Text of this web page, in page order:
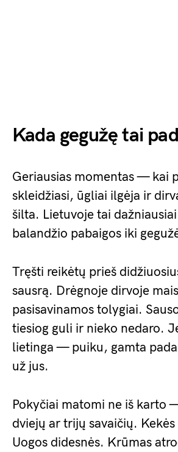
Kada gegužę tai
Geriausias momentas — kai
skleidžiasi, ūgliai ilgėja ir
šilta. Lietuvoje tai
balandžio pabaigos iki
Tręšti reikėtų prieš
sausrą. Drėgnoje dirvoje
pasisavinamos tolygiai.
tiesiog guli ir nieko nedaro.
lietinga — puiku, gamta
už jus.
Pokyčiai matomi ne iš karto
dviejų ar trijų savaičių. Kekės
Uogos didesnės. Krūmas